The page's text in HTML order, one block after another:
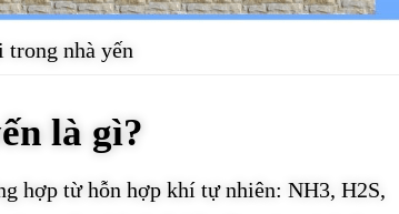
trong nhà yến
là gì?
hợp từ hỗn hợp khí tự nhiên: NH3, H2S,